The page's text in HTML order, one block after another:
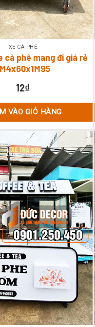
XE CÀ PHÊ
cà phê mang đi giá rẻ
12₫
VÀO GIỎ HÀNG